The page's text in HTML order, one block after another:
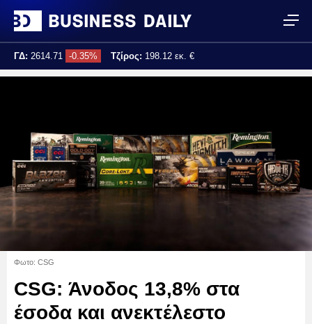
ΓΔ: 2614.71 -0.35% Τζίρος: 198.12 εκ. €
Φωτο: CSG
CSG: Άνοδος 13,8% στα
έσοδα και ανεκτέλεστο